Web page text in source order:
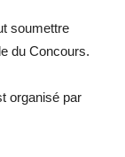
soumettre
du Concours.
organisé par